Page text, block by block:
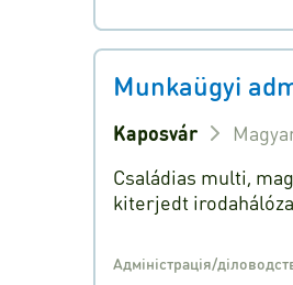
Munkaügyi
Kaposvár
Családias multi,
kiterjedt
Адміністрація/